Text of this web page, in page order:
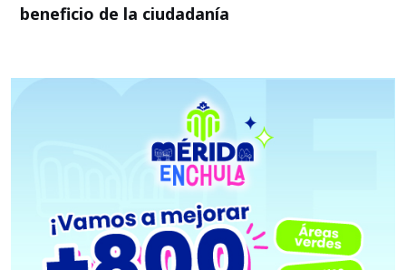
beneficio de la ciudadanía